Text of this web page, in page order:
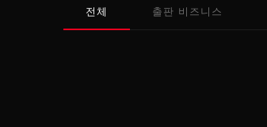
전체 출판 비즈니스